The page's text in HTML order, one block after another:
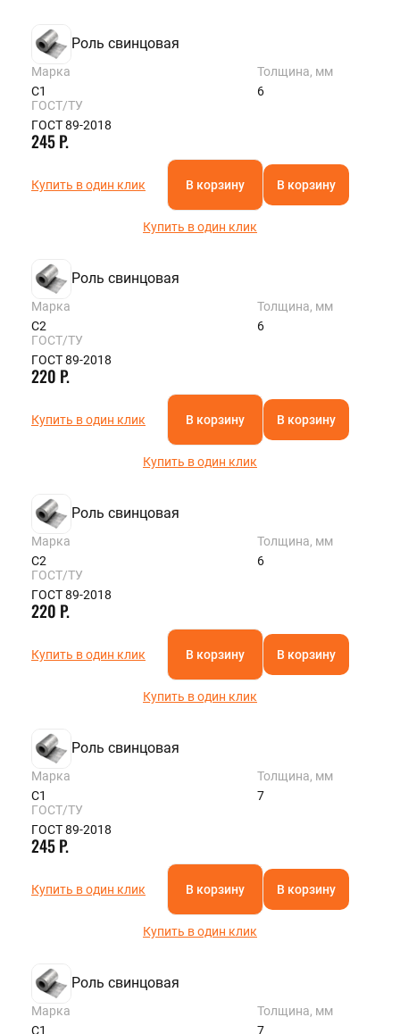
Роль свинцовая
Марка
С1
Толщина, мм
6
ГОСТ/ТУ
ГОСТ 89-2018
245 Р.
Купить в один клик В корзину В корзину
Купить в один клик
Роль свинцовая
Марка
С2
Толщина, мм
6
ГОСТ/ТУ
ГОСТ 89-2018
220 Р.
Купить в один клик В корзину В корзину
Купить в один клик
Роль свинцовая
Марка
С2
Толщина, мм
6
ГОСТ/ТУ
ГОСТ 89-2018
220 Р.
Купить в один клик В корзину В корзину
Купить в один клик
Роль свинцовая
Марка
С1
Толщина, мм
7
ГОСТ/ТУ
ГОСТ 89-2018
245 Р.
Купить в один клик В корзину В корзину
Купить в один клик
Роль свинцовая
Марка
С1
Толщина, мм
7